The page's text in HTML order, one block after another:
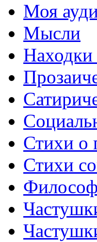
Моя
Мысли
Находки
Стихи о
Стихи